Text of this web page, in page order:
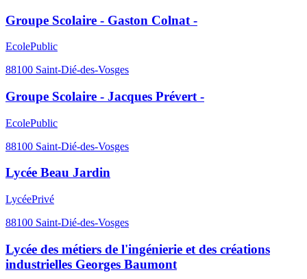
Groupe Scolaire - Gaston Colnat -
EcolePublic
88100 Saint-Dié-des-Vosges
Groupe Scolaire - Jacques Prévert -
EcolePublic
88100 Saint-Dié-des-Vosges
Lycée Beau Jardin
LycéePrivé
88100 Saint-Dié-des-Vosges
Lycée des métiers de l'ingénierie et des créations
industrielles Georges Baumont